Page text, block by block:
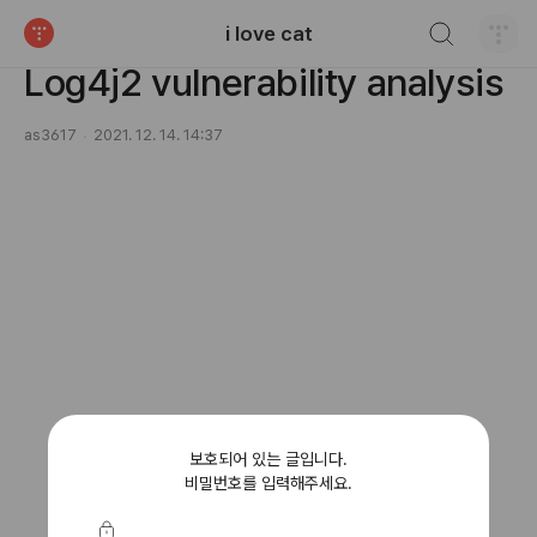
i love cat
CVE Analysis
Log4j2 vulnerability analysis
as3617 2021. 12. 14. 14:37
보호되어 있는 글입니다.
비밀번호를 입력해주세요.